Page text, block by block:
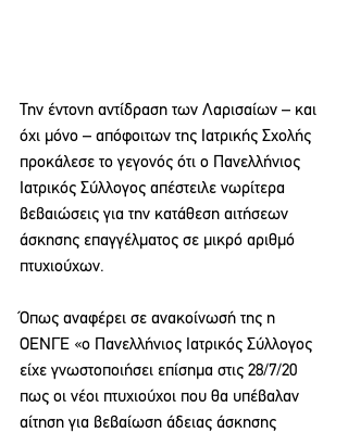
Την έντονη αντίδραση των Λαρισαίων – και
όχι μόνο – απόφοιτων της Ιατρικής Σχολής
προκάλεσε το γεγονός ότι ο Πανελλήνιος
Ιατρικός Σύλλογος απέστειλε νωρίτερα
βεβαιώσεις για την κατάθεση αιτήσεων
άσκησης επαγγέλματος σε μικρό αριθμό
πτυχιούχων.
Όπως αναφέρει σε ανακοίνωσή της η
ΟΕΝΓΕ «ο Πανελλήνιος Ιατρικός Σύλλογος
είχε γνωστοποιήσει επίσημα στις 28/7/20
πως οι νέοι πτυχιούχοι που θα υπέβαλαν
αίτηση για βεβαίωση άδειας άσκησης